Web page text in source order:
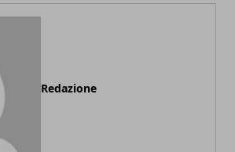
Redazione